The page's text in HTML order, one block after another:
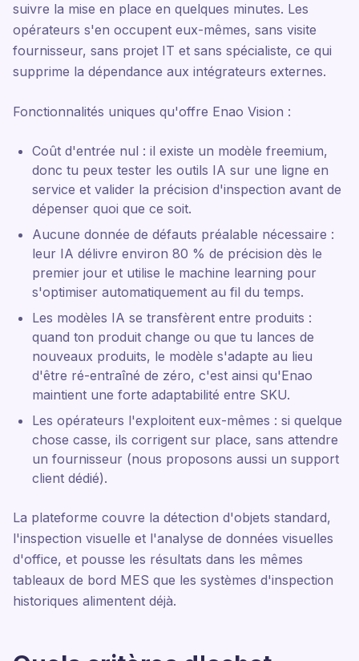
suivre la mise en place en quelques minutes. Les
opérateurs s'en occupent eux-mêmes, sans visite
fournisseur, sans projet IT et sans spécialiste, ce qui
supprime la dépendance aux intégrateurs externes.
Fonctionnalités uniques qu'offre Enao Vision :
Coût d'entrée nul : il existe un modèle freemium,
donc tu peux tester les outils IA sur une ligne en
service et valider la précision d'inspection avant de
dépenser quoi que ce soit.
Aucune donnée de défauts préalable nécessaire :
leur IA délivre environ 80 % de précision dès le
premier jour et utilise le machine learning pour
s'optimiser automatiquement au fil du temps.
Les modèles IA se transfèrent entre produits :
quand ton produit change ou que tu lances de
nouveaux produits, le modèle s'adapte au lieu
d'être ré-entraîné de zéro, c'est ainsi qu'Enao
maintient une forte adaptabilité entre SKU.
Les opérateurs l'exploitent eux-mêmes : si quelque
chose casse, ils corrigent sur place, sans attendre
un fournisseur (nous proposons aussi un support
client dédié).
La plateforme couvre la détection d'objets standard,
l'inspection visuelle et l'analyse de données visuelles
d'office, et pousse les résultats dans les mêmes
tableaux de bord MES que les systèmes d'inspection
historiques alimentent déjà.